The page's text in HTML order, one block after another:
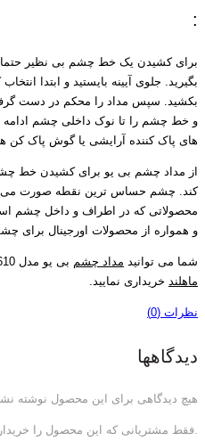
:
برای کشیدن یک خط چشم بی نظیر حتما
بگیرید. جلوی آیینه بایستید و ابتدا
بکشید. سپس مداد را محکم در دست
و خط چشم را تا نوک داخلی چشم ادامه
های پاک کننده آرایشی یا گوش پاک کن
از مداد چشم بی یو برای کشیدن خط
کند. چشم حساس ترین نقطه صورت می
محصولاتی که در اطراف و داخل چشم
و همواره از محصولات اورجینال برای
شما می توانید مداد چشم بی یو مدل Soft Liner 610 را از
ماهلند خریداری نمایید.
نظرات (0)
دیدگاهها
هیچ دیدگاهی برای این محصول نوشته
.فقط مشتریانی که این محصول را